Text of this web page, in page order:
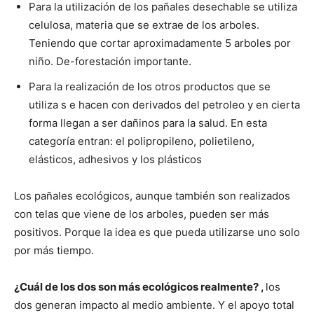
Para la utilización de los pañales desechable se utiliza
celulosa, materia que se extrae de los arboles.
Teniendo que cortar aproximadamente 5 arboles por
niño. De-forestación importante.
Para la realización de los otros productos que se
utiliza s e hacen con derivados del petroleo y en cierta
forma llegan a ser dañinos para la salud. En esta
categoría entran: el polipropileno, polietileno,
elásticos, adhesivos y los plásticos
Los pañales ecológicos, aunque también son realizados
con telas que viene de los arboles, pueden ser más
positivos. Porque la idea es que pueda utilizarse uno solo
por más tiempo.
¿Cuál de los dos son más ecológicos realmente? , los
dos generan impacto al medio ambiente. Y el apoyo total